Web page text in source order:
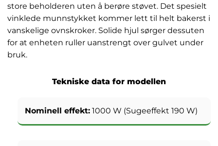
store beholderen uten å berøre støvet. Det spesielt
vinklede munnstykket kommer lett til helt bakerst i
vanskelige ovnskroker. Solide hjul sørger dessuten
for at enheten ruller uanstrengt over gulvet under
bruk.
Tekniske data for modellen
Nominell effekt:1000 W (Sugeeffekt 190 W)